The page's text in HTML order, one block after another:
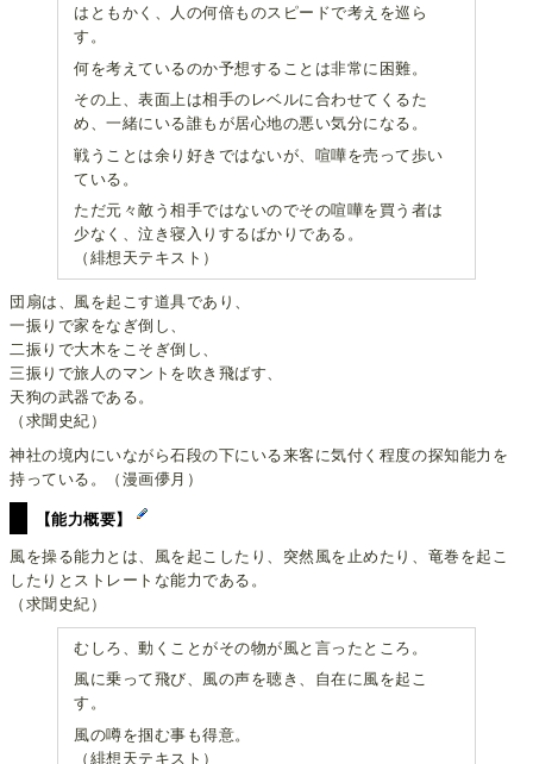
はともかく、人の何倍ものスピードで考えを巡ら
す。
何を考えているのか予想することは非常に困難。
その上、表面上は相手のレベルに合わせてくるた
め、一緒にいる誰もが居心地の悪い気分になる。
戦うことは余り好きではないが、喧嘩を売って歩い
ている。
ただ元々敵う相手ではないのでその喧嘩を買う者は
少なく、泣き寝入りするばかりである。
（緋想天テキスト）
団扇は、風を起こす道具であり、
一振りで家をなぎ倒し、
二振りで大木をこそぎ倒し、
三振りで旅人のマントを吹き飛ばす、
天狗の武器である。
（求聞史紀）
神社の境内にいながら石段の下にいる来客に気付く程度の探知能力を
持っている。（漫画儚月）
【能力概要】
風を操る能力とは、風を起こしたり、突然風を止めたり、竜巻を起こ
したりとストレートな能力である。
（求聞史紀）
むしろ、動くことがその物が風と言ったところ。
風に乗って飛び、風の声を聴き、自在に風を起こ
す。
風の噂を掴む事も得意。
（緋想天テキスト）